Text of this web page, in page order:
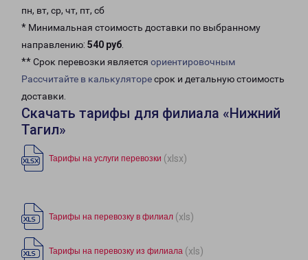
пн, вт, ср, чт, пт, сб
* Минимальная стоимость доставки по выбранному
направлению: 540 руб.
** Срок перевозки является ориентировочным
Рассчитайте в калькуляторесрок и детальную стоимость
доставки.
Скачать тарифы для филиала «Нижний
Тагил»
Тарифы на услуги перевозки (xlsx)
Тарифы на перевозку в филиал (xls)
Тарифы на перевозку из филиала (xls)